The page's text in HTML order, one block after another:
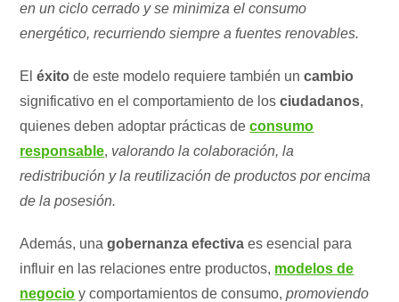
en un ciclo cerrado y se minimiza el consumo
energético, recurriendo siempre a fuentes renovables.
Eléxito de este modelo requiere también uncambio
significativo en el comportamiento de losciudadanos,
quienes deben adoptar prácticas deconsumo
responsable, valorando la colaboración, la
redistribución y la reutilización de productos por encima
de la posesión.
Además, unagobernanza efectiva es esencial para
influir en las relaciones entre productos, modelos de
negocio y comportamientos de consumo,promoviendo